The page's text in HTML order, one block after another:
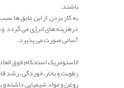
باشند.
به کار بردن از این عایق ها
درهزینه های انرژی می گردد
آسانی صورت می پذیرد.
الاستومریک استحکام فوق
رطوبت و بخار،خوردگی، رشد